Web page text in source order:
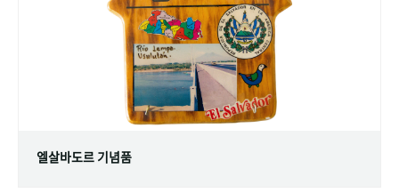
엘살바도르 기념품